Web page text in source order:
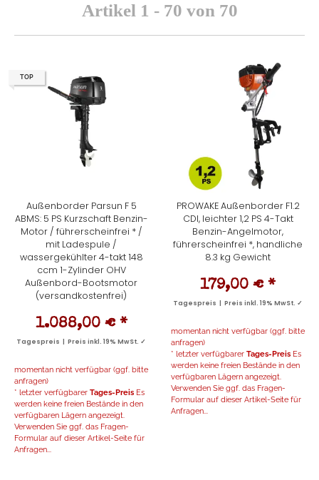
Artikel 1 - 70 von 70
TOP
Außenborder Parsun F 5
ABMS: 5 PS Kurzschaft Benzin-
Motor / führerscheinfrei * /
mit Ladespule /
wassergekühlter 4-takt 148
ccm 1-Zylinder OHV
Außenbord-Bootsmotor
(versandkostenfrei)
1.088,00 € *
Tagespreis | Preis inkl. 19% MwSt. ✓
momentan nicht verfügbar (ggf. bitte
anfragen)
* letzter verfügbarer Tages-Preis Es
werden keine freien Bestände in den
verfügbaren Lägern angezeigt.
Verwenden Sie ggf. das Fragen-
Formular auf dieser Artikel-Seite für
Anfragen...
PROWAKE Außenborder F1.2
CDI, leichter 1,2 PS 4-Takt
Benzin-Angelmotor,
führerscheinfrei *, handliche
8.3 kg Gewicht
179,00 € *
Tagespreis | Preis inkl. 19% MwSt. ✓
momentan nicht verfügbar (ggf. bitte
anfragen)
* letzter verfügbarer Tages-Preis Es
werden keine freien Bestände in den
verfügbaren Lägern angezeigt.
Verwenden Sie ggf. das Fragen-
Formular auf dieser Artikel-Seite für
Anfragen...